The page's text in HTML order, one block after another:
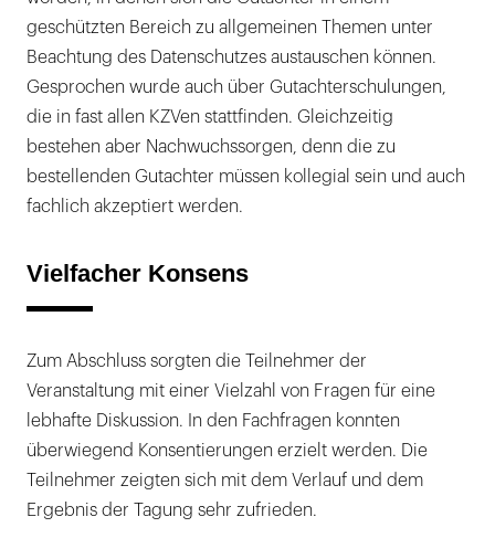
geschützten Bereich zu allgemeinen Themen unter
Beachtung des Datenschutzes austauschen können.
Gesprochen wurde auch über Gutachterschulungen,
die in fast allen KZVen stattfinden. Gleichzeitig
bestehen aber Nachwuchssorgen, denn die zu
bestellenden Gutachter müssen kollegial sein und auch
fachlich akzeptiert werden.
Vielfacher Konsens
Zum Abschluss sorgten die Teilnehmer der
Veranstaltung mit einer Vielzahl von Fragen für eine
lebhafte Diskussion. In den Fachfragen konnten
überwiegend Konsentierungen erzielt werden. Die
Teilnehmer zeigten sich mit dem Verlauf und dem
Ergebnis der Tagung sehr zufrieden.